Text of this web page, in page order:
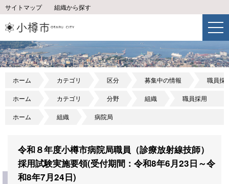
サイトマップ 組織から探す
ホーム カテゴリ 区分 募集中の情報 職員採
ホーム カテゴリ 分野 組織 職員採用
ホーム 組織 病院局
令和８年度小樽市病院局職員（診療放射線技師）
採用試験実施要領(受付期間：令和8年6月23日～令
和8年7月24日)